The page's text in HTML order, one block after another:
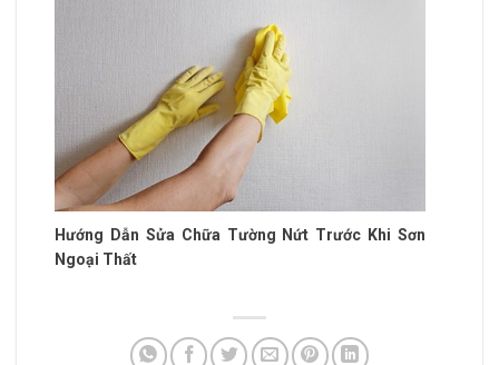
Hướng Dẫn Sửa Chữa Tường Nứt Trước Khi Sơn
Ngoại Thất